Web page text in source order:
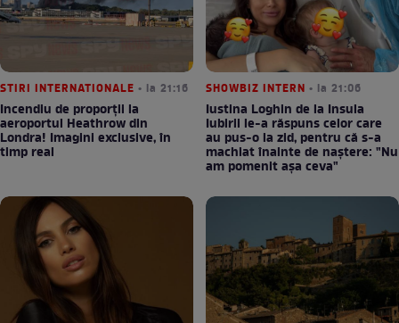
STIRI INTERNATIONALE • la 21:16
Incendiu de proporții la
aeroportul Heathrow din
Londra! Imagini exclusive, în
timp real
SHOWBIZ INTERN • la 21:06
Iustina Loghin de la Insula
Iubirii le-a răspuns celor care
au pus-o la zid, pentru că s-a
machiat înainte de naștere: "Nu
am pomenit așa ceva"